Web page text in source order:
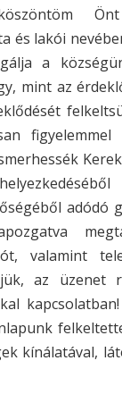
és lakói
a
mint az
figyelemmel
adódó
valamint
az
kínálatával,